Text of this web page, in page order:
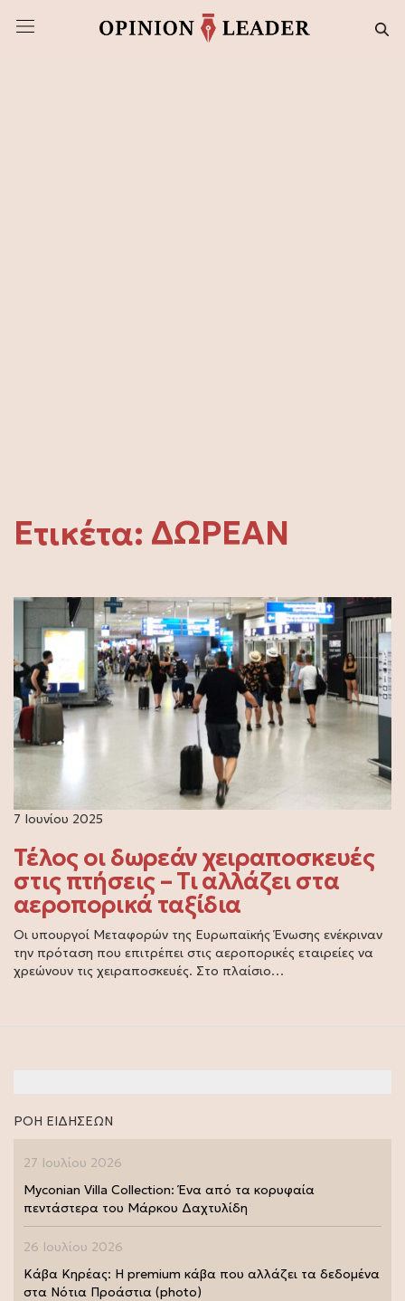
Ετικέτα: ΔΩΡΕΑΝ
7 Ιουνίου 2025
Τέλος οι δωρεάν χειραποσκευές
στις πτήσεις – Τι αλλάζει στα
αεροπορικά ταξίδια
Οι υπουργοί Μεταφορών της Ευρωπαϊκής Ένωσης ενέκριναν
την πρόταση που επιτρέπει στις αεροπορικές εταιρείες να
χρεώνουν τις χειραποσκευές. Στο πλαίσιο…
ΡΟΗ ΕΙΔΗΣΕΩΝ
27 Ιουλίου 2026
Myconian Villa Collection: Ένα από τα κορυφαία
πεντάστερα του Μάρκου Δαχτυλίδη
26 Ιουλίου 2026
Κάβα Κηρέας: Η premium κάβα που αλλάζει τα δεδομένα
στα Νότια Προάστια (photo)